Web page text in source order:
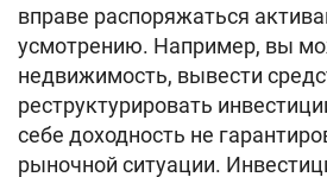
вправе распоряжаться
усмотрению. Например, вы
недвижимость, вывести
реструктурировать
себе доходность не
рыночной ситуации.